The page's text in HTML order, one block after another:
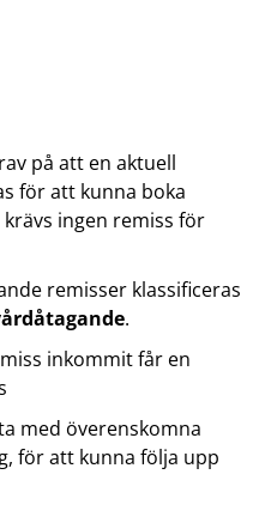
på att en aktuell
för att kunna boka
ingen remiss för
remisser klassificeras
.
inkommit får en
med överenskomna
för att kunna följa upp